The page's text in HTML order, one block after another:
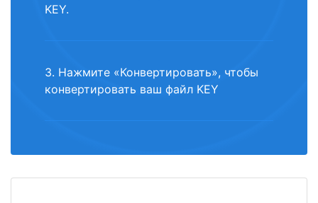
KEY.
3. Нажмите «Конвертировать», чтобы
конвертировать ваш файл KEY